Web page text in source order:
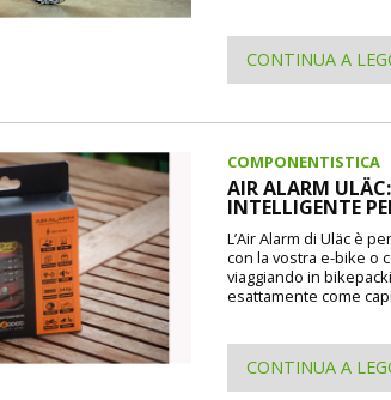
CONTINUA A
COMPONENTISTICA
AIR ALARM
INTELLIGENTE
L’Air Alarm di Uläc è
con la vostra e-bike o
viaggiando in
esattamente come
CONTINUA A